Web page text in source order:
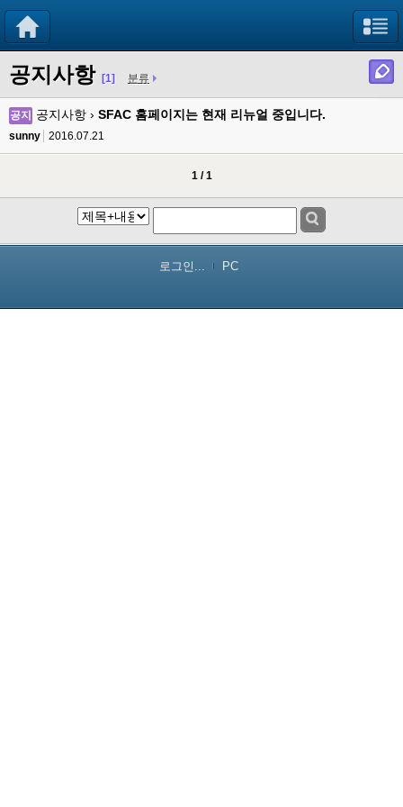
공지사항 [1] 분류
공지 공지사항 › SFAC 홈페이지는 현재 리뉴얼 중입니다.
sunny 2016.07.21
1 / 1
로그인... PC